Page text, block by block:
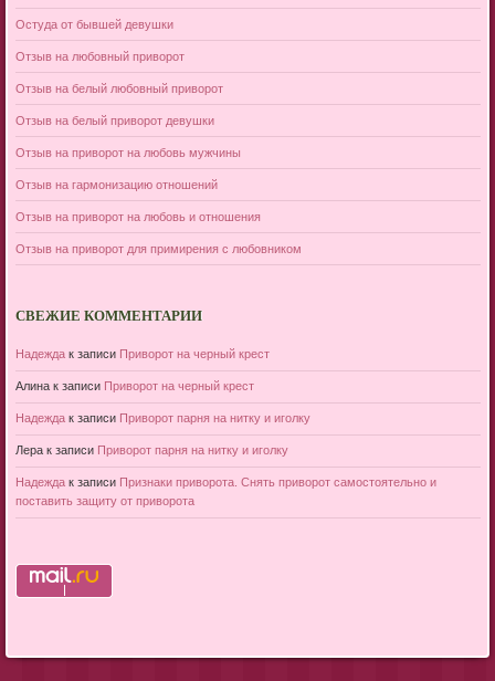
Остуда от бывшей девушки
Отзыв на любовный приворот
Отзыв на белый любовный приворот
Отзыв на белый приворот девушки
Отзыв на приворот на любовь мужчины
Отзыв на гармонизацию отношений
Отзыв на приворот на любовь и отношения
Отзыв на приворот для примирения с любовником
СВЕЖИЕ КОММЕНТАРИИ
Надеждак записи Приворот на черный крест
Алинак записи Приворот на черный крест
Надеждак записи Приворот парня на нитку и иголку
Лерак записи Приворот парня на нитку и иголку
Надеждак записи Признаки приворота. Снять приворот самостоятельно и
поставить защиту от приворота